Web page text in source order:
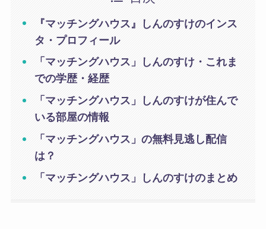
『マッチングハウス』しんのすけのインス
タ・プロフィール
「マッチングハウス」しんのすけ・これま
での学歴・経歴
「マッチングハウス」しんのすけが住んで
いる部屋の情報
「マッチングハウス」の無料見逃し配信
は？
「マッチングハウス」しんのすけのまとめ